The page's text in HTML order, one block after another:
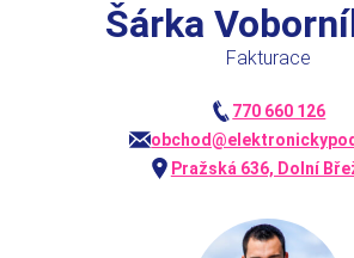
Šárka
Fakturace
770 660 126
Pražská 636, Dolní